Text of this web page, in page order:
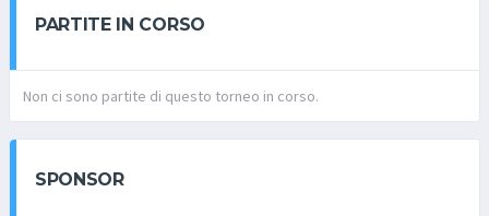
PARTITE IN CORSO
Non ci sono partite di questo torneo in corso.
SPONSOR